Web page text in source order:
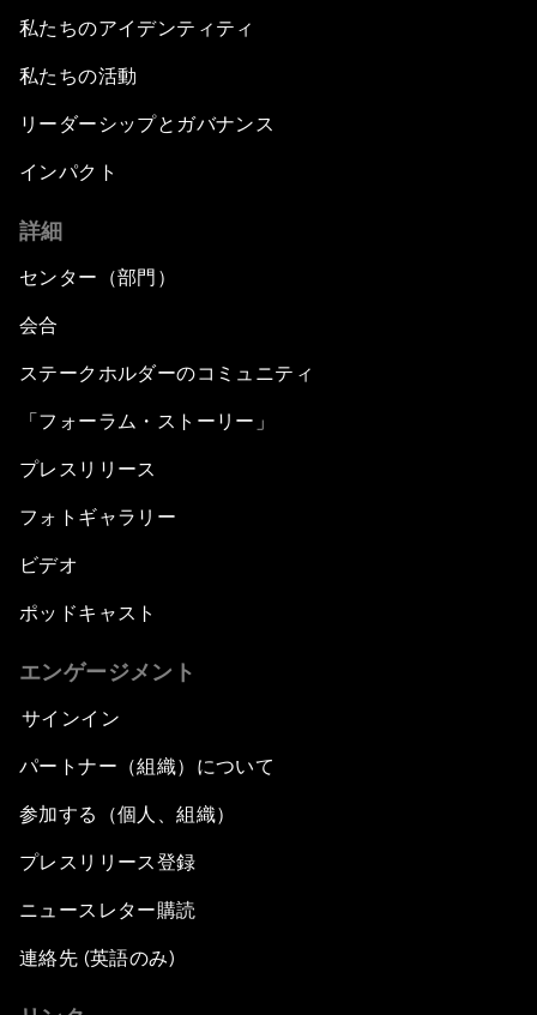
私たちのアイデンティティ
私たちの活動
リーダーシップとガバナンス
インパクト
詳細
センター（部門）
会合
ステークホルダーのコミュニティ
「フォーラム・ストーリー」
プレスリリース
フォトギャラリー
ビデオ
ポッドキャスト
エンゲージメント
サインイン
パートナー（組織）について
参加する（個人、組織）
プレスリリース登録
ニュースレター購読
連絡先 (英語のみ)